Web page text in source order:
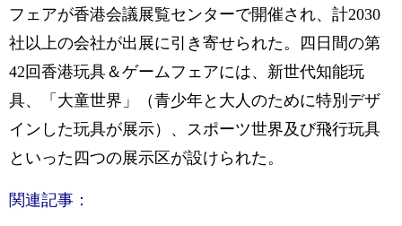
フェアが香港会議展覧センターで開催され、計2030
社以上の会社が出展に引き寄せられた。四日間の第
42回香港玩具＆ゲームフェアには、新世代知能玩
具、「大童世界」（青少年と大人のために特別デザ
インした玩具が展示）、スポーツ世界及び飛行玩具
といった四つの展示区が設けられた。
関連記事：